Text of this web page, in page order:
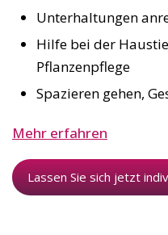
Unterhaltungen
Hilfe bei der
Pflanzenpflege
Spazieren gehen,
Mehr erfahren
Lassen Sie sich jetzt